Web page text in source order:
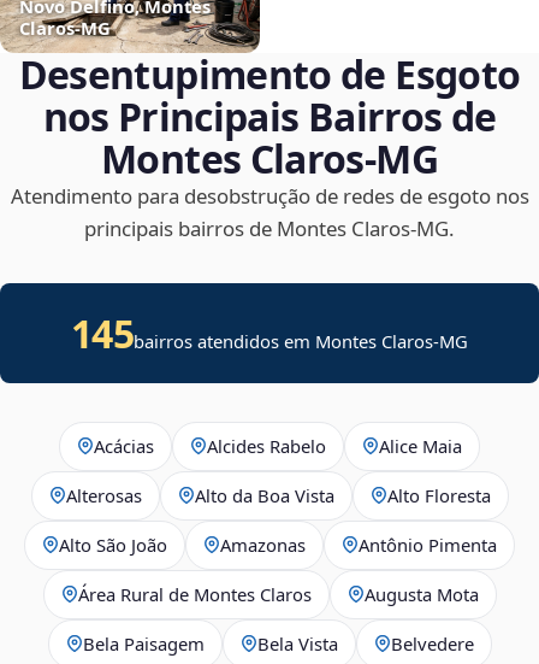
Novo Delfino, Montes
Claros‑MG
Desentupimento de Esgoto
nos Principais Bairros de
Montes Claros‑MG
Atendimento para desobstrução de redes de esgoto nos
principais bairros de Montes Claros‑MG.
145bairros atendidos em Montes Claros-MG
Acácias Alcides Rabelo Alice Maia
Alterosas Alto da Boa Vista Alto Floresta
Alto São João Amazonas Antônio Pimenta
Área Rural de Montes Claros Augusta Mota
Bela Paisagem Bela Vista Belvedere